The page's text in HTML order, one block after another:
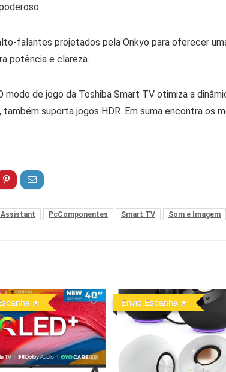
falantes projetados pela Onkyo para oferecer
potência e clareza.
modo de jogo da Toshiba Smart TV otimiza a
suporta jogos HDR. Em suma encontra os
Assistant PcComponentes Smart TV Som e Imagem
Envio Espanha